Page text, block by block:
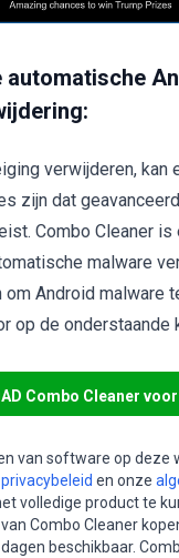
automatische
verwijderen, kan
zijn dat
Combo Cleaner is
malware
Android malware
op de onderstaande
Combo Cleaner
van software op deze
privacybeleid en onze
volledige product te
Combo Cleaner
beschikbaar.